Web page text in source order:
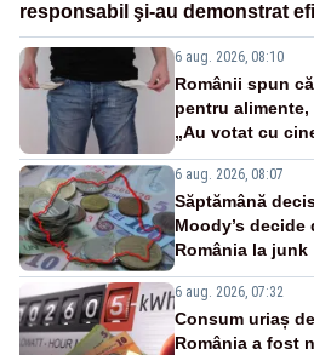
responsabil şi-au demonstrat
6 aug. 2026, 08:10
Românii spun
pentru
„Au votat cu
6 aug. 2026, 08:07
Săptămână
Moody’s decide
România la junk
6 aug. 2026, 07:32
Consum uriaș
România a fost